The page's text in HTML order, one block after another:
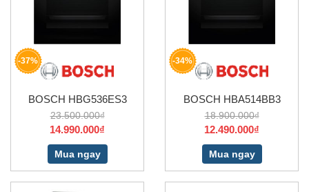
-37%
BOSCH HBG536ES3
23.500.000₫
14.990.000₫
Mua ngay
-34%
BOSCH HBA514BB3
18.900.000₫
12.490.000₫
Mua ngay